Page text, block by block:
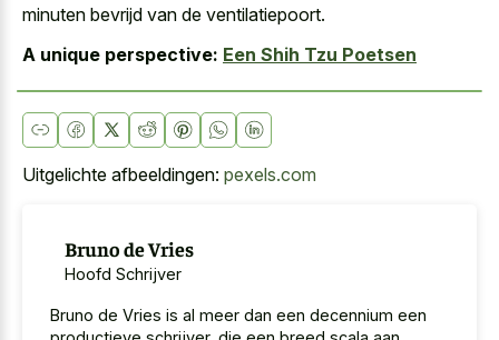
minuten bevrijd van de ventilatiepoort.
A unique perspective: Een Shih Tzu Poetsen
Uitgelichte afbeeldingen: pexels.com
Bruno de Vries
Hoofd Schrijver
Bruno de Vries is al meer dan een decennium een